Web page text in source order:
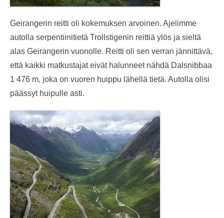
Geirangerin reitti oli kokemuksen arvoinen. Ajelimme
autolla serpentiinitietä Trollstigenin reittiä ylös ja sieltä
alas Geirangerin vuonolle. Reitti oli sen verran jännittävä,
että kaikki matkustajat eivät halunneet nähdä Dalsnibbaa
1 476 m, joka on vuoren huippu lähellä tietä. Autolla olisi
päässyt huipulle asti.